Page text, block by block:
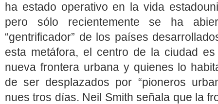
ha estado opera­tivo en la vida
pero sólo recientemente se ha
“gentrificador” de los países
esta metáfora, el centro de la ciudad
nueva frontera urbana y quienes lo
de ser desplazados por “pioneros
nues tros días. Neil Smith señala que la